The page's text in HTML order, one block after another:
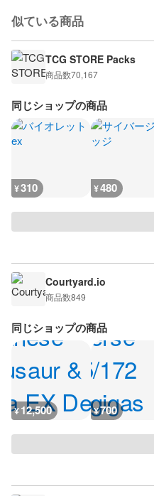
似ている商品
TCG STORE Packs
商品数70,167
同じショップの商品
¥310 ¥480
Courtyard.io
商品数849
同じショップの商品
¥12,500 ¥700